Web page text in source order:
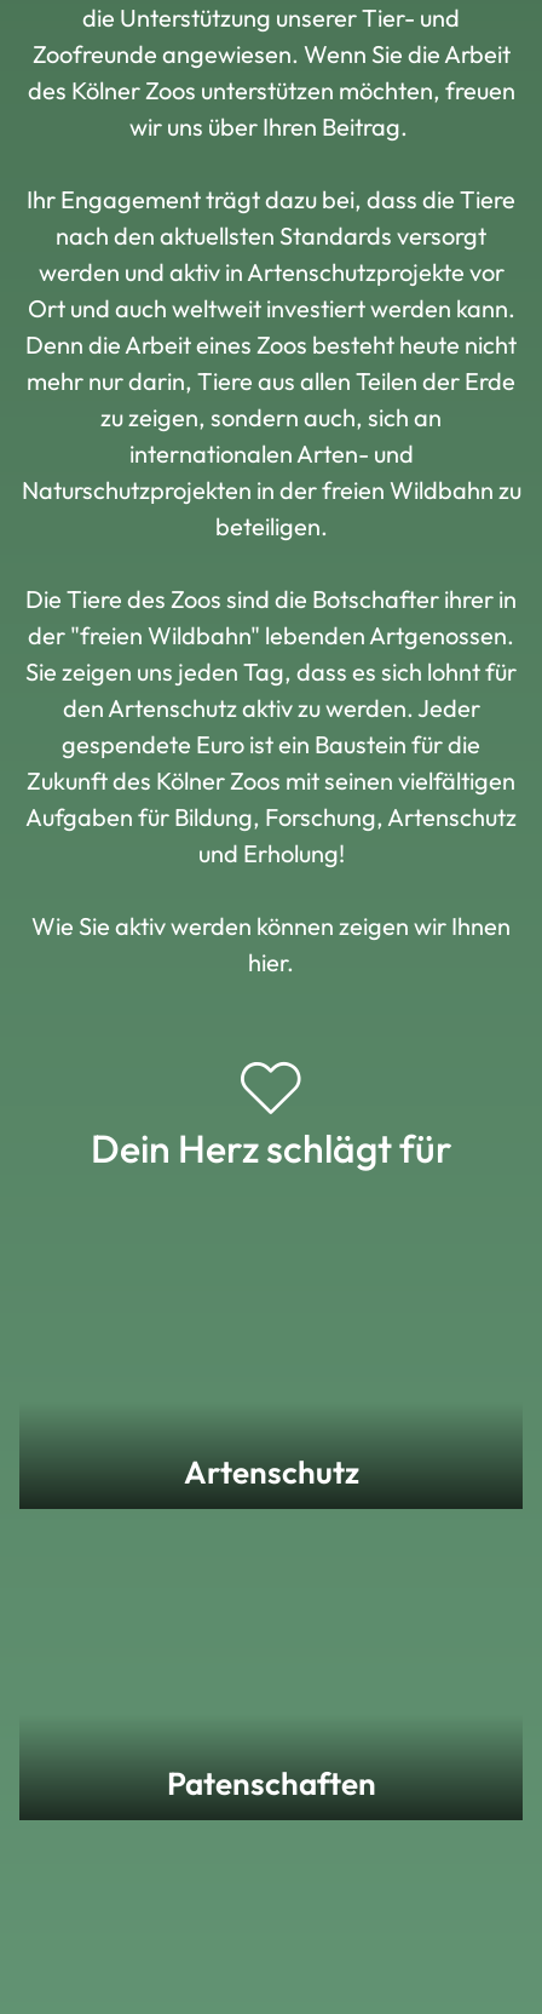
die Unterstützung unserer Tier- und
Zoofreunde angewiesen. Wenn Sie die Arbeit
des Kölner Zoos unterstützen möchten, freuen
wir uns über Ihren Beitrag.
Ihr Engagement trägt dazu bei, dass die Tiere
nach den aktuellsten Standards versorgt
werden und aktiv in Artenschutzprojekte vor
Ort und auch weltweit investiert werden kann.
Denn die Arbeit eines Zoos besteht heute nicht
mehr nur darin, Tiere aus allen Teilen der Erde
zu zeigen, sondern auch, sich an
internationalen Arten- und
Naturschutzprojekten in der freien Wildbahn zu
beteiligen.
Die Tiere des Zoos sind die Botschafter ihrer in
der "freien Wildbahn" lebenden Artgenossen.
Sie zeigen uns jeden Tag, dass es sich lohnt für
den Artenschutz aktiv zu werden. Jeder
gespendete Euro ist ein Baustein für die
Zukunft des Kölner Zoos mit seinen vielfältigen
Aufgaben für Bildung, Forschung, Artenschutz
und Erholung!
Wie Sie aktiv werden können zeigen wir Ihnen
hier.
Dein Herz schlägt für
Artenschutz
Patenschaften